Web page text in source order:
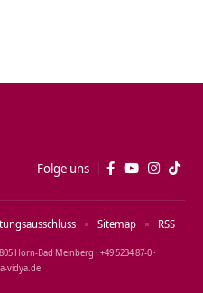
Folge uns
Horn‑Bad Meinberg · +49 5234 87‑0 ·
Sitemap RSS